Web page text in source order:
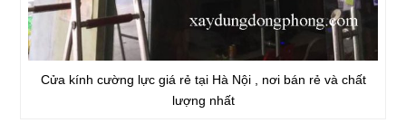
Cửa kính cường lực giá rẻ tại Hà Nội , nơi bán rẻ và chất
lượng nhất